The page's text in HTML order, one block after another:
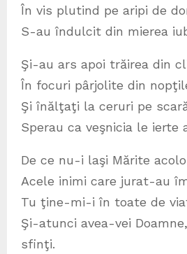
În vis plutind pe aripi de
S-au îndulcit din mierea
Şi-au ars apoi trăirea din
În focuri pârjolite din
Şi înălţaţi la ceruri pe
Sperau ca veşnicia le ierte
De ce nu-i laşi Mărite
Acele inimi care jurat-au
Tu ţine-mi-i în toate de
Şi-atunci avea-vei
sfinţi.